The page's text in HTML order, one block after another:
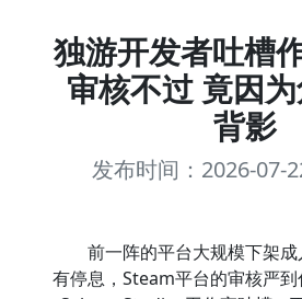
独游开发者吐槽
审核不过 竟因
背影
发布时间：2026-07-
前一阵的平台大规模下架
有停息，Steam平台的审核严